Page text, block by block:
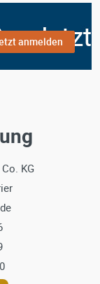
anmelden
KG